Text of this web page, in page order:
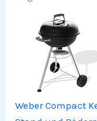
Weber Compact